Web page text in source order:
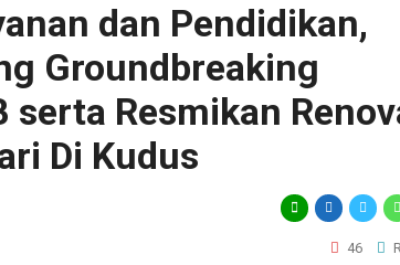
dan Pendidikan,
Groundbreaking
serta Resmikan
Di Kudus
46